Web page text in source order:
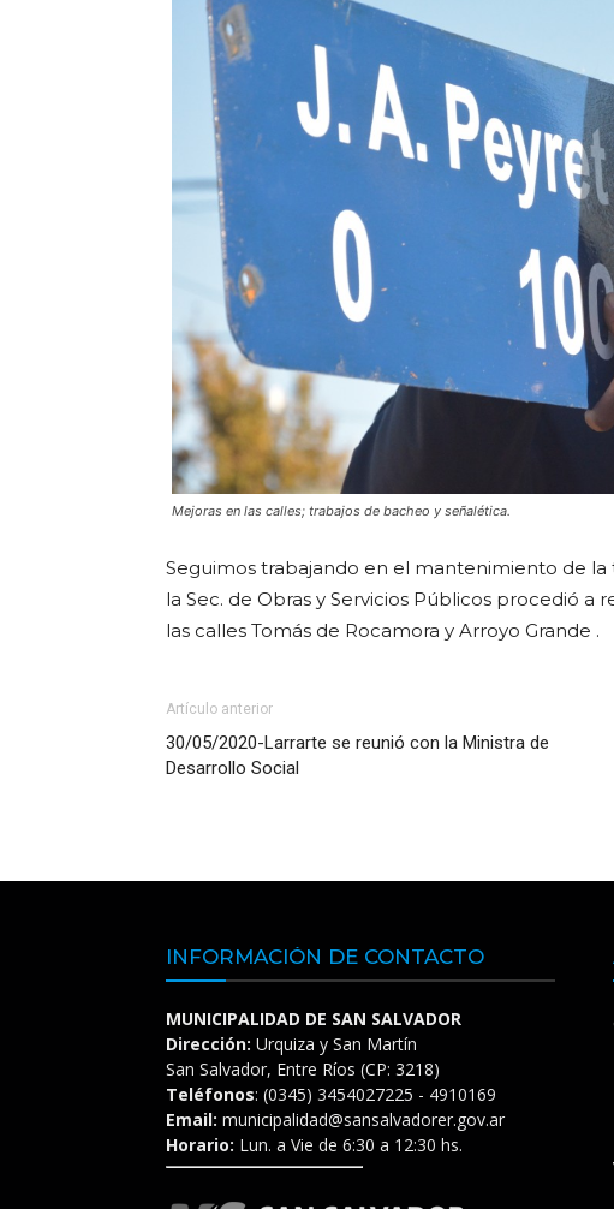
Mejoras en las calles; trabajos de bacheo y señalética.
Seguimos trabajando en el mantenimiento de la
la Sec. de Obras y Servicios Públicos procedió
las calles Tomás de Rocamora y Arroyo Grande .
Artículo anterior
30/05/2020-Larrarte se reunió con la Ministra de
Desarrollo Social
INFORMACIÓN DE CONTACTO
MUNICIPALIDAD DE SAN SALVADOR
Dirección: Urquiza y San Martín
San Salvador, Entre Ríos (CP: 3218)
Teléfonos: (0345) 3454027225 - 4910169
Email: municipalidad@sansalvadorer.gov.ar
Horario: Lun. a Vie de 6:30 a 12:30 hs.